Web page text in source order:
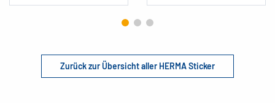
Zurück zur Übersicht aller HERMA Sticker